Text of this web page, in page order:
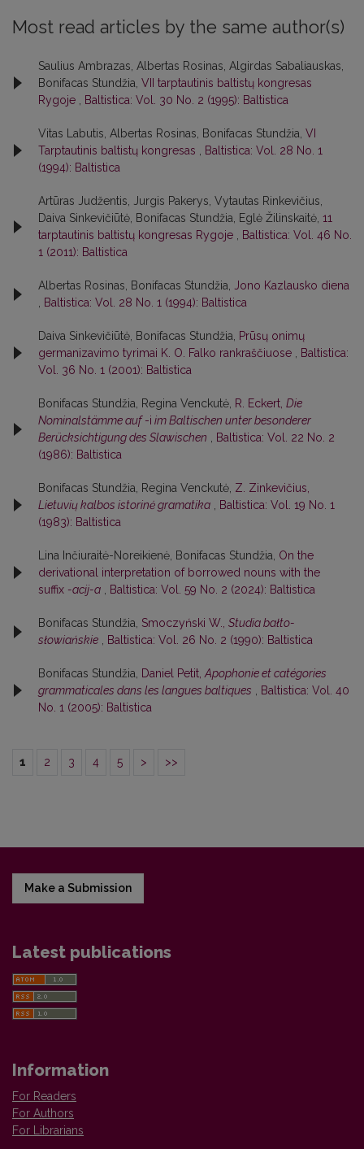
Most read articles by the same author(s)
Saulius Ambrazas, Albertas Rosinas, Algirdas Sabaliauskas,
Bonifacas Stundžia, VII tarptautinis baltistų kongresas
Rygoje
Baltistica: Vol. 30 No. 2 (1995): Baltistica
Vitas Labutis, Albertas Rosinas, Bonifacas Stundžia, VI
Tarptautinis baltistų kongresas
Baltistica: Vol. 28 No. 1
(1994): Baltistica
Artūras Judžentis, Jurgis Pakerys, Vytautas Rinkevičius,
Daiva Sinkevičiūtė, Bonifacas Stundžia, Eglė Žilinskaitė, 11
tarptautinis baltistų kongresas Rygoje
Baltistica: Vol. 46 No.
1 (2011): Baltistica
Albertas Rosinas, Bonifacas Stundžia,
Jono Kazlausko diena
Baltistica: Vol. 28 No. 1 (1994): Baltistica
Daiva Sinkevičiūtė, Bonifacas Stundžia,
Prūsų onimų
germanizavimo tyrimai K. O. Falko rankraščiuose
Baltistica:
Vol. 36 No. 1 (2001): Baltistica
Bonifacas Stundžia, Regina Venckutė, R. Eckert, Die
Nominalstämme auf-i im Baltischen unter besonderer
Berücksichtigung des Slawischen
Baltistica: Vol. 22 No. 2
(1986): Baltistica
Bonifacas Stundžia, Regina Venckutė, Z. Zinkevičius,
Lietuvių kalbos istorinė gramatika
Baltistica: Vol. 19 No. 1
(1983): Baltistica
Lina Inčiuraitė-Noreikienė, Bonifacas Stundžia, On the
derivational interpretation of borrowed nouns with the
suffix -acij-a Baltistica: Vol. 59 No. 2 (2024): Baltistica
Bonifacas Stundžia, Smoczyński W., Studia bałto-
słowiańskie
Baltistica: Vol. 26 No. 2 (1990): Baltistica
Bonifacas Stundžia, Daniel Petit, Apophonie et catégories
grammaticales dans les langues baltiques
Baltistica: Vol. 40
No. 1 (2005): Baltistica
1 2 3 4 5 > >>
Make a Submission
Latest publications
Information
For Readers
For Authors
For Librarians